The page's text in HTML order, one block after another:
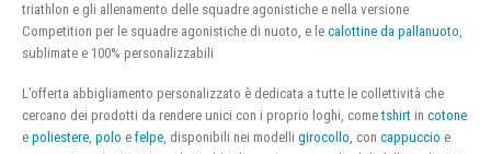
triathlon e gli allenamento delle squadre agonistiche e nella versione
Competition per le squadre agonistiche di nuoto, e le calottine da pallanuoto,
sublimate e 100% personalizzabili
L’offerta abbigliamento personalizzato è dedicata a tutte le collettività che
cercano dei prodotti da rendere unici con i proprio loghi, cometshirt in cotone
e poliestere, polo e felpe, disponibili nei modelli girocollo, con cappuccio e